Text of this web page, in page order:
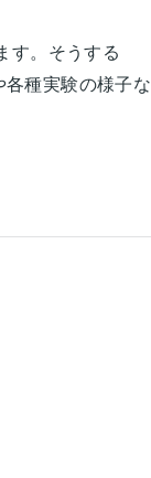
す。そうする
種実験の様子な